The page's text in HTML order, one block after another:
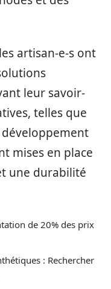
artisan-e-s ont
leur savoir-
telles que
mises en place
une durabilité
de 20% des prix
: Rechercher